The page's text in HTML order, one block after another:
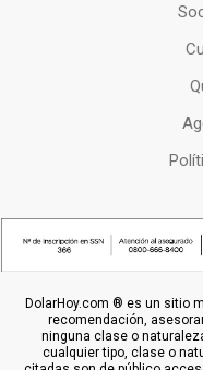
DolarHoy.com ® es un sitio
recomendación,
ninguna clase o
cualquier tipo, clase o